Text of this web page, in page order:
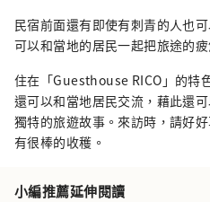
民宿前面還有即使有刺青的人也
可以和當地的居民一起把旅途的疲
住在「Guesthouse RICO」的特
還可以和當地居民交流，藉此還
獨特的旅遊故事。來訪時，請好
有很棒的收穫。
小編推薦延伸閱讀